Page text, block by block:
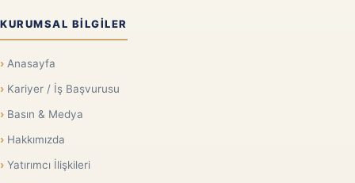
KURUMSAL BILGILER
Anasayfa
Kariyer / İş Başvurusu
Basın & Medya
Hakkımızda
Yatırımcı İlişkileri